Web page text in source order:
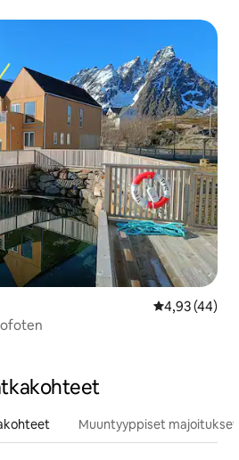
4,93 (44)
Muuntyyppiset majoitukset